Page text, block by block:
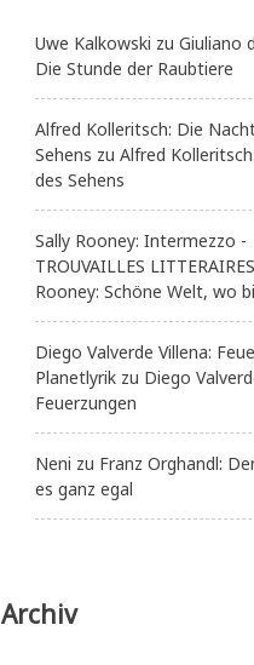
Uwe Kalkowski zu Giuliano
Die Stunde der Raubtiere
Alfred Kolleritsch: Die
Sehens zu Alfred
des Sehens
Sally Rooney: Intermezzo -
TROUVAILLES LITTERAIRES
Rooney: Schöne Welt, wo
Diego Valverde Villena:
Planetlyrik zu Diego
Feuerzungen
Neni zu Franz Orghandl:
es ganz egal
Archiv